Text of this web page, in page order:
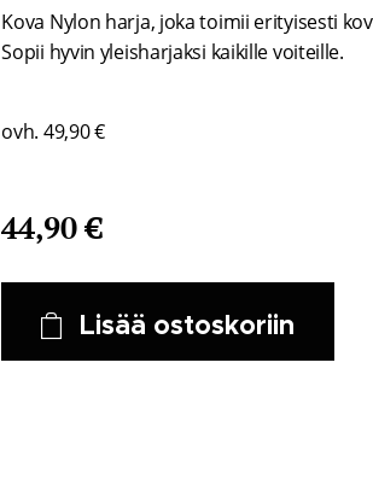
Kova Nylon harja, joka toimii erityisesti
Sopii hyvin yleisharjaksi kaikille voiteille.
ovh. 49,90 €
44,90€
Lisää ostoskoriin